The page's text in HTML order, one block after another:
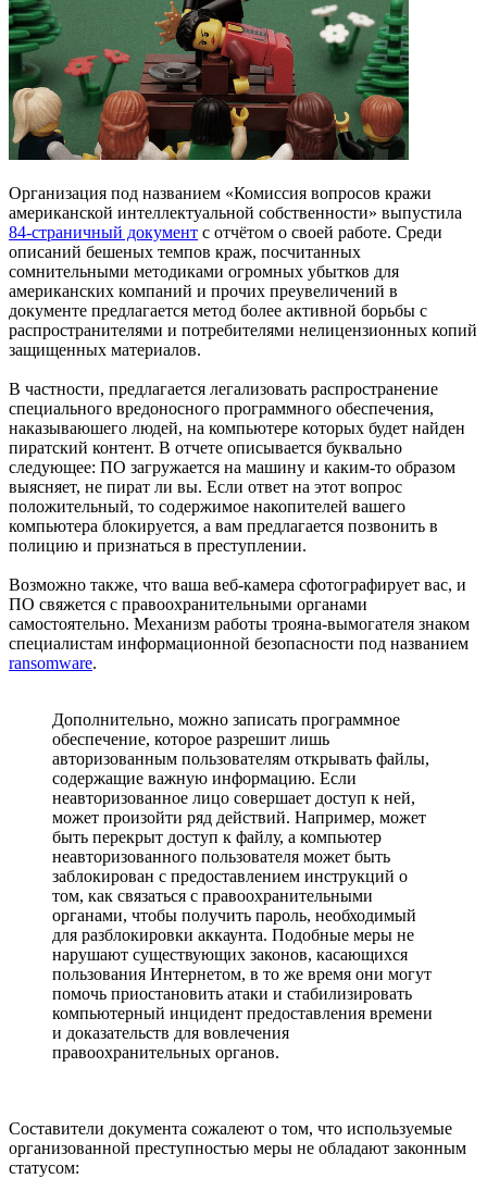
Организация под названием «Комиссия вопросов кражи
американской интеллектуальной собственности» выпустила
84-страничный документ с отчётом о своей работе. Среди
описаний бешеных темпов краж, посчитанных
сомнительными методиками огромных убытков для
американских компаний и прочих преувеличений в
документе предлагается метод более активной борьбы с
распространителями и потребителями нелицензионных копий
защищенных материалов.
В частности, предлагается легализовать распространение
специального вредоносного программного обеспечения,
наказываюшего людей, на компьютере которых будет найден
пиратский контент. В отчете описывается буквально
следующее: ПО загружается на машину и каким-то образом
выясняет, не пират ли вы. Если ответ на этот вопрос
положительный, то содержимое накопителей вашего
компьютера блокируется, а вам предлагается позвонить в
полицию и признаться в преступлении.
Возможно также, что ваша веб-камера сфотографирует вас, и
ПО свяжется с правоохранительными органами
самостоятельно. Механизм работы трояна-вымогателя знаком
специалистам информационной безопасности под названием
ransomware.
Дополнительно, можно записать программное
обеспечение, которое разрешит лишь
авторизованным пользователям открывать файлы,
содержащие важную информацию. Если
неавторизованное лицо совершает доступ к ней,
может произойти ряд действий. Например, может
быть перекрыт доступ к файлу, а компьютер
неавторизованного пользователя может быть
заблокирован с предоставлением инструкций о
том, как связаться с правоохранительными
органами, чтобы получить пароль, необходимый
для разблокировки аккаунта. Подобные меры не
нарушают существующих законов, касающихся
пользования Интернетом, в то же время они могут
помочь приостановить атаки и стабилизировать
компьютерный инцидент предоставления времени
и доказательств для вовлечения
правоохранительных органов.
Составители документа сожалеют о том, что используемые
организованной преступностью меры не обладают законным
статусом: